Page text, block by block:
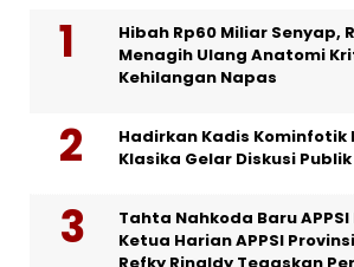
Hibah Rp60 Miliar Senyap,
Menagih Ulang Anatomi
Kehilangan Napas
Hadirkan Kadis Kominfotik
Klasika Gelar Diskusi Publik
Tahta Nahkoda Baru
Ketua Harian APPSI